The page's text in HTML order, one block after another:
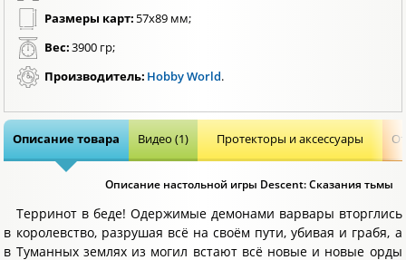
Размеры карт: 57x89 мм;
Вес:3900 гр;
Производитель: Hobby World.
Описание товара Видео (1) Протекторы и аксессуары
Описание настольной игры Descent: Сказания тьмы
Терринот в беде! Одержимые демонами варвары вторглись
в королевство, разрушая всё на своём пути, убивая и грабя, а
в Туманных землях из могил встают всё новые и новые орды